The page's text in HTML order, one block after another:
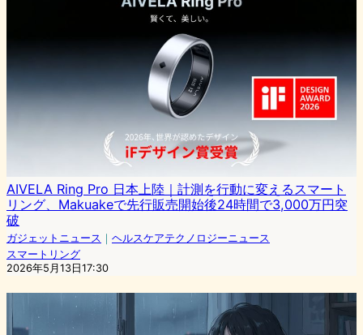
AIVELA Ring Pro 日本上陸｜計測を行動に変えるスマート
リング、Makuakeで先行販売開始後24時間で3,000万円突
破
ガジェットニュース ｜ ヘルスケアテクノロジーニュース
スマートリング
2026年5月13日17:30